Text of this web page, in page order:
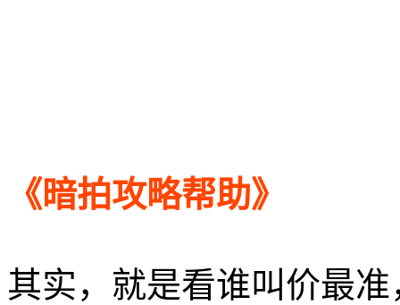
《暗拍攻略帮助》
其实，就是看谁叫价最